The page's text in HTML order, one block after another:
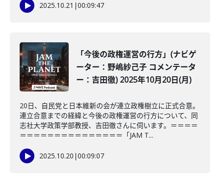
2025.10.21 |00:09:47
「今後の政権運営の行方」(ナビゲ
ーター：野嶋紗己子 コメンテータ
ー：吉田徹) 2025年10月20日(月)
20日、自民党と日本維新の会が連立政権樹立に正式合意。
連立合意までの経緯と今後の政権運営の行方について、同
志社大学政策学部教授、吉田徹さんに伺います。＝＝＝＝
＝＝＝＝＝＝＝＝＝＝＝＝＝＝＝「JAM T...
2025.10.20 |00:09:07